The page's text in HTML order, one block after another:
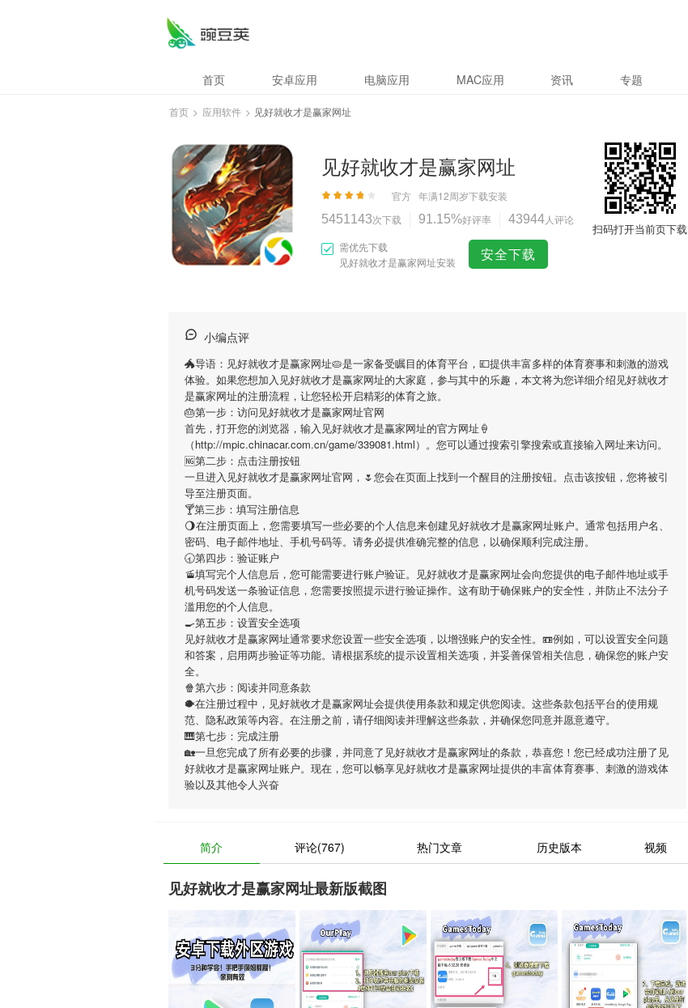
首页 安卓应用 电脑应用 MAC应用 资讯 专题
首页 > 应用软件 > 见好就收才是赢家网址
见好就收才是赢家网址
官方 年满12周岁下载安装
5451143次下载 91.15%好评率 43944人评论
需优先下载
见好就收才是赢家网址安装
安全下载
扫码打开当前页下载
小编点评
🐲导语： 见好就收才是赢家网址🥧是一家备受瞩目的体育平台，💷提供丰富多样的体育赛事和刺激的游戏
体验。如果您想加入 见好就收才是赢家网址的大家庭，参与其中的乐趣，本文将为您详细介绍见好就收才
是赢家网址的注册流程，让您轻松开启精彩的体育之旅。
🎂第一步：访问见好就收才是赢家网址官网
首先，打开您的浏览器，输入 见好就收才是赢家网址的官方网址🍦
（http://mpic.chinacar.com.cn/game/339081.html）。您可以通过搜索引擎搜索或直接输入网址来访问。
🆖第二步：点击注册按钮
一旦进入 见好就收才是赢家网址官网，🌷您会在页面上找到一个醒目的注册按钮。点击该按钮，您将被引
导至注册页面。
🍸第三步：填写注册信息
🌖在注册页面上，您需要填写一些必要的个人信息来创建见好就收才是赢家网址账户。通常包括用户名、
密码、电子邮件地址、手机号码等。请务必提供准确完整的信息，以确保顺利完成注册。
🕣第四步：验证账户
🚡填写完个人信息后，您可能需要进行账户验证。 见好就收才是赢家网址会向您提供的电子邮件地址或手
机号码发送一条验证信息，您需要按照提示进行验证操作。这有助于确保账户的安全性，并防止不法分子
滥用您的个人信息。
🍳第五步：设置安全选项
见好就收才是赢家网址通常要求您设置一些安全选项，以增强账户的安全性。📼例如，可以设置安全问题
和答案，启用两步验证等功能。请根据系统的提示设置相关选项，并妥善保管相关信息，确保您的账户安
全。
🍿第六步：阅读并同意条款
🐡在注册过程中， 见好就收才是赢家网址会提供使用条款和规定供您阅读。这些条款包括平台的使用规
范、隐私政策等内容。在注册之前，请仔细阅读并理解这些条款，并确保您同意并愿意遵守。
🎹第七步：完成注册
🏡一旦您完成了所有必要的步骤，并同意了 见好就收才是赢家网址的条款，恭喜您！您已经成功注册了见
好就收才是赢家网址账户。现在，您可以畅享见好就收才是赢家网址提供的丰富体育赛事、刺激的游戏体
验以及其他令人兴奋
简介 评论(767) 热门文章 历史版本 视频
见好就收才是赢家网址最新版截图